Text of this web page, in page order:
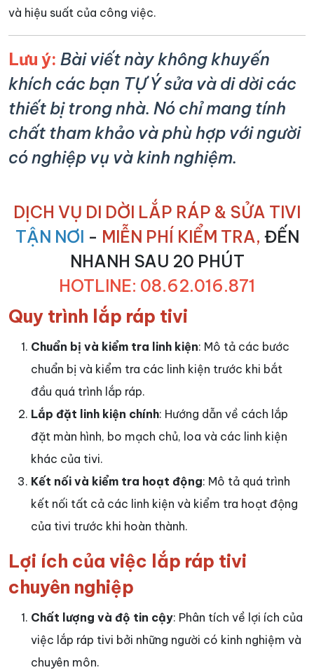
và hiệu suất của công việc.
Lưu ý: Bài viết này không khuyến
khích các bạn TỰ Ý sửa và di dời các
thiết bị trong nhà. Nó chỉ mang tính
chất tham khảo và phù hợp với người
có nghiệp vụ và kinh nghiệm.
DỊCH VỤ DI DỜI LẮP RÁP & SỬA TIVI
TẬN NƠI - MIỄN PHÍ KIỂM TRA, ĐẾN
NHANH SAU 20 PHÚT
HOTLINE: 08.62.016.871
Quy trình lắp ráp tivi
Chuẩn bị và kiểm tra linh kiện: Mô tả các bước
chuẩn bị và kiểm tra các linh kiện trước khi bắt
đầu quá trình lắp ráp.
Lắp đặt linh kiện chính: Hướng dẫn về cách lắp
đặt màn hình, bo mạch chủ, loa và các linh kiện
khác của tivi.
Kết nối và kiểm tra hoạt động: Mô tả quá trình
kết nối tất cả các linh kiện và kiểm tra hoạt động
của tivi trước khi hoàn thành.
Lợi ích của việc lắp ráp tivi
chuyên nghiệp
Chất lượng và độ tin cậy: Phân tích về lợi ích của
việc lắp ráp tivi bởi những người có kinh nghiệm và
chuyên môn.